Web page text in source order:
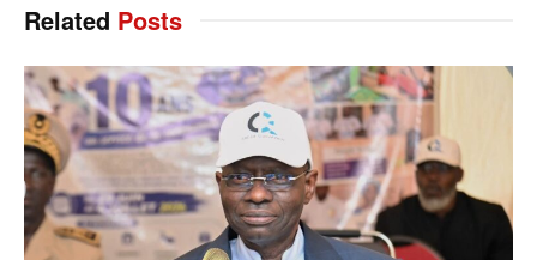
Related Posts